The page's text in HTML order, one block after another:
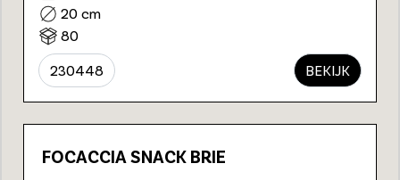
20 cm
80
230448 BEKIJK
FOCACCIA SNACK BRIE